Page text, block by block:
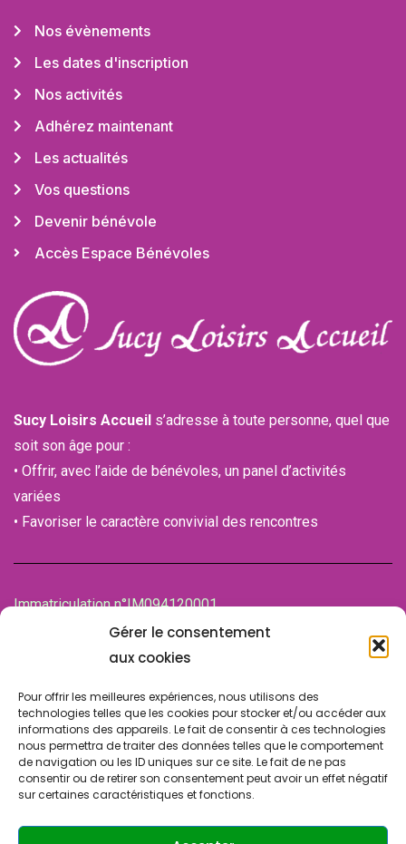
Gérer le consentement
aux cookies
Pour offrir les meilleures expériences, nous utilisons des
technologies telles que les cookies pour stocker et/ou accéder aux
informations des appareils. Le fait de consentir à ces technologies
nous permettra de traiter des données telles que le comportement
de navigation ou les ID uniques sur ce site. Le fait de ne pas
consentir ou de retirer son consentement peut avoir un effet négatif
sur certaines caractéristiques et fonctions.
Nos évènements
Les dates d'inscription
Nos activités
Adhérez maintenant
Les actualités
Vos questions
Devenir bénévole
Accès Espace Bénévoles
Sucy Loisirs Accueil s’adresse à toute personne, quel que
soit son âge pour :
• Offrir, avec l’aide de bénévoles, un panel d’activités
variées
• Favoriser le caractère convivial des rencontres
Immatriculation n°IM094120001
de la Chambre des associations (CDA)
94100 SAINT-MAUR-DES-FOSSES